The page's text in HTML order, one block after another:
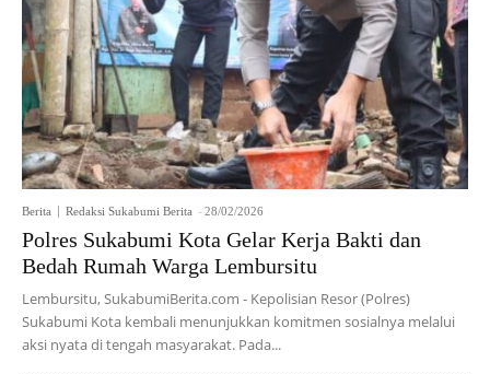
Berita Redaksi Sukabumi Berita - 28/02/2026
Polres Sukabumi Kota Gelar Kerja Bakti dan
Bedah Rumah Warga Lembursitu
Lembursitu, SukabumiBerita.com - Kepolisian Resor (Polres)
Sukabumi Kota kembali menunjukkan komitmen sosialnya melalui
aksi nyata di tengah masyarakat. Pada...